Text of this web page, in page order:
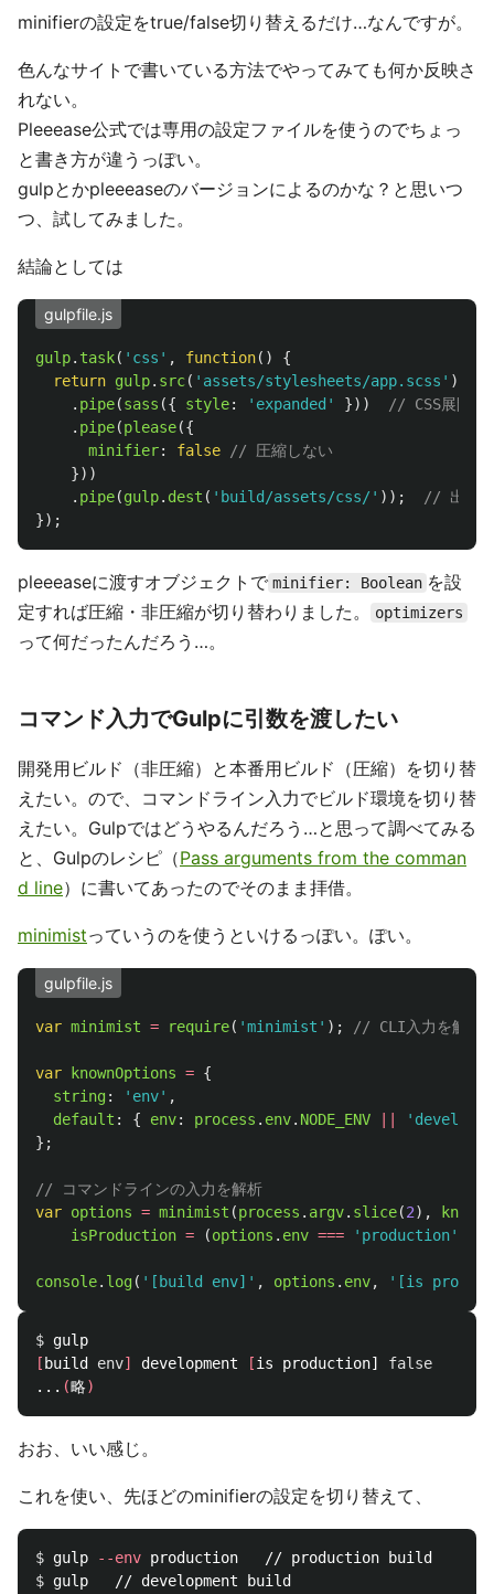
minifierの設定をtrue/false切り替えるだけ…なんですが。
色んなサイトで書いている方法でやってみても何か反映さ
れない。
Pleeease公式では専用の設定ファイルを使うのでちょっ
と書き方が違うっぽい。
gulpとかpleeeaseのバージョンによるのかな？と思いつ
つ、試してみました。
結論としては
gulpfile.js
gulp. task( ' css ' , function()
{
return gulp. src( ' assets/stylesheets/app.scss ' )
. pipe(sass ({ style: ' expanded ' }))
// CSS展開の
. pipe(please({
minifier: false
// 圧縮しない
}))
. pipe(gulp. dest ( ' build/assets/css/' ));
// 出力
});
pleeeaseに渡すオブジェクトで minifier: Boolean を設
定すれば圧縮・非圧縮が切り替わりました。
optimizers
って何だったんだろう…。
コマンド入力でGulpに引数を渡したい
開発用ビルド（非圧縮）と本番用ビルド（圧縮）を切り替
えたい。ので、コマンドライン入力でビルド環境を切り替
えたい。Gulpではどうやるんだろう…と思って調べてみる
と、Gulpのレシピ（Pass arguments from the comman
d line）に書いてあったのでそのまま拝借。
minimistっていうのを使うといけるっぽい。ぽい。
gulpfile.js
var minimist = require( 'minimist ' ); // CLI入力を解析
var knownOptions = {
string: ' env' ,
default : { env: process . env. NODE_ENV '
};
// コマンドラインの入力を解析
var options = minimist (process . argv. slice(2),
isProduction = (options . env === ' production'
console. log( ' [build env] ' , options . env, ' [is
$
[ build env] development [is production] false
... (略)
おお、いい感じ。
これを使い、先ほどのminifierの設定を切り替えて、
$ gulp --env
$